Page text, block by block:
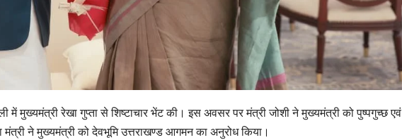
में मुख्यमंत्री रेखा गुप्ता से शिष्टाचार भेंट की। इस अवसर पर मंत्री जोशी ने मुख्यमंत्री को पुष्पगुच्छ एवं
ने मुख्यमंत्री को देवभूमि उत्तराखण्ड आगमन का अनुरोध किया।